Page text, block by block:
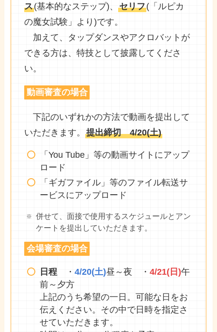
ス(基本的なステップ)、セリフ(「ルピカ
の魔女試験」より)です。
加えて、タップダンスやアクロバットが
できる方は、特技として披露してくださ
い。
動画審査の場合
下記のいずれかの方法で動画を提出して
いただきます。提出締切 4/20(土)
「You Tube」等の動画サイトにアップ
ロード
「ギガファイル」等のファイル転送サ
ービスにアップロード
併せて、面接で使用するスケジュールとアン
ケートを提出していただきます。
会場審査の場合
日程・ 4/20(土)昼～夜 ・ 4/21(日)午
前～夕方
上記のうち希望の一日。可能な日をお
伝えください。その中で日時を指定さ
せていただきます。